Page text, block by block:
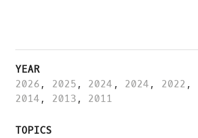
YEAR
2026, 2025, 2024 , 2024, 2022 ,
2014, 2013, 2011
TOPICS